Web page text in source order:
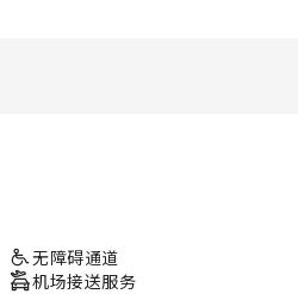
无障碍通道
机场接送服务